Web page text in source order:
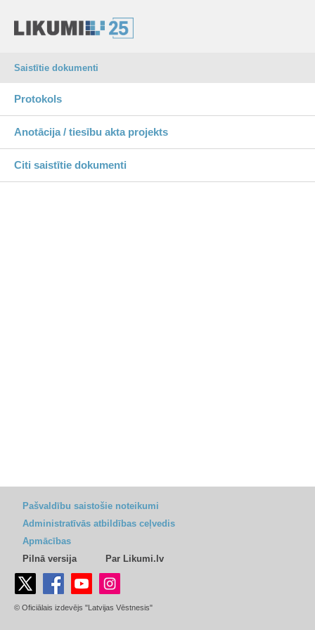
Saistītie dokumenti
Protokols
Anotācija / tiesību akta projekts
Citi saistītie dokumenti
Pašvaldību saistošie noteikumi
Administratīvās atbildības ceļvedis
Apmācības
Pilnā versija
Par Likumi.lv
© Oficiālais izdevējs "Latvijas Vēstnesis"